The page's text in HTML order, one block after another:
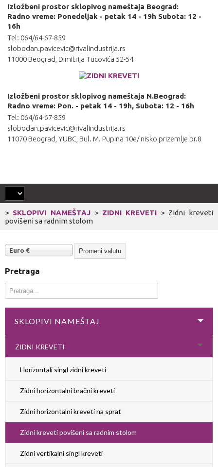
Izložbeni prostor sklopivog nameštaja Beograd:
Radno vreme: Ponedeljak - petak 14 - 19h Subota: 12 -
16h
Tel: 064/64-67-859
slobodan.pavicevic@rivalindustrija.rs
11000 Beograd, Dimitrija Tucovića 52-54
Izložbeni prostor sklopivog nameštaja N.Beograd:
Radno vreme: Pon. - petak 14 - 19h, Subota: 12 - 16h
Tel: 064/64-67-859
slobodan.pavicevic@rivalindustrija.rs
11070 Beograd, YUBC, Bul. M. Pupina 10e/ nisko prizemlje br.8
> SKLOPIVI NAMEŠTAJ> ZIDNI KREVETI > Zidni kreveti
povišeni sa radnim stolom
Euro €
Pretraga
SKLOPIVI NAMEŠTAJ
ZIDNI KREVETI
Horizontali singl zidni kreveti
Zidni horizontalni bračni kreveti
Zidni horizontalni kreveti na sprat
Zidni kreveti povišeni sa radnim stolom
Zidni vertikalni singl kreveti